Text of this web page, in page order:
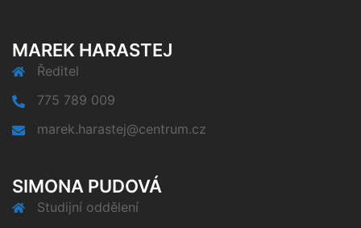
MAREK HARASTEJ
Ředitel
775 789 009
marek.harastej@centrum.cz
SIMONA PUDOVÁ
Studijní oddělení